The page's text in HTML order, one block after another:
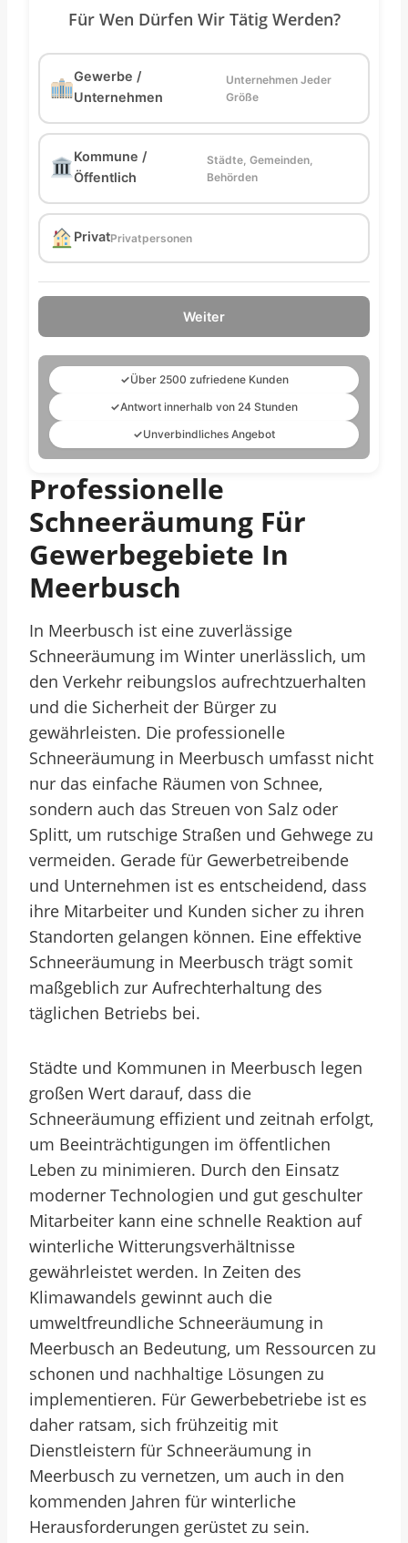
Für Wen Dürfen Wir Tätig Werden?
Gewerbe /
Unternehmen
Unternehmen Jeder
Größe
Kommune /
Öffentlich
Städte, Gemeinden,
Behörden
PrivatPrivatpersonen
Weiter
✓Über 2500 zufriedene Kunden
✓Antwort innerhalb von 24 Stunden
✓Unverbindliches Angebot
Professionelle
Schneeräumung Für
Gewerbegebiete In
Meerbusch
In Meerbusch ist eine zuverlässige
Schneeräumung im Winter unerlässlich, um
den Verkehr reibungslos aufrechtzuerhalten
und die Sicherheit der Bürger zu
gewährleisten. Die professionelle
Schneeräumung in Meerbusch umfasst nicht
nur das einfache Räumen von Schnee,
sondern auch das Streuen von Salz oder
Splitt, um rutschige Straßen und Gehwege zu
vermeiden. Gerade für Gewerbetreibende
und Unternehmen ist es entscheidend, dass
ihre Mitarbeiter und Kunden sicher zu ihren
Standorten gelangen können. Eine effektive
Schneeräumung in Meerbusch trägt somit
maßgeblich zur Aufrechterhaltung des
täglichen Betriebs bei.
Städte und Kommunen in Meerbusch legen
großen Wert darauf, dass die
Schneeräumung effizient und zeitnah erfolgt,
um Beeinträchtigungen im öffentlichen
Leben zu minimieren. Durch den Einsatz
moderner Technologien und gut geschulter
Mitarbeiter kann eine schnelle Reaktion auf
winterliche Witterungsverhältnisse
gewährleistet werden. In Zeiten des
Klimawandels gewinnt auch die
umweltfreundliche Schneeräumung in
Meerbusch an Bedeutung, um Ressourcen zu
schonen und nachhaltige Lösungen zu
implementieren. Für Gewerbebetriebe ist es
daher ratsam, sich frühzeitig mit
Dienstleistern für Schneeräumung in
Meerbusch zu vernetzen, um auch in den
kommenden Jahren für winterliche
Herausforderungen gerüstet zu sein.